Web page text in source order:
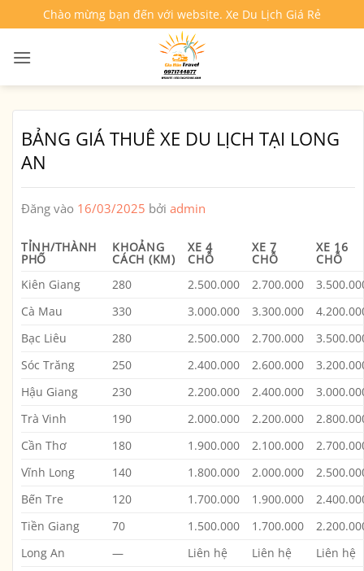
qua
nội
Chào mừng bạn đến với website. Xe Du Lịch Giá Rẻ
BẢNG GIÁ THUÊ XE DU LỊCH TẠI LONG
AN
Đăng vào 16/03/2025 bởi admin
TỈNH/THÀNH
PHỐ
KHOẢNG
CÁCH (KM)
XE 4
CHỖ
XE 7
CHỖ
XE 16
CHỖ
Kiên Giang
280 2.500.000 2.700.000
Cà Mau
330 3.000.000 3.300.000
Bạc Liêu
280 2.500.000 2.700.000
Sóc Trăng
250 2.400.000 2.600.000
Hậu Giang
230 2.200.000 2.400.000
Trà Vinh
190 2.000.000 2.200.000
Cần Thơ
180 1.900.000 2.100.000
Vĩnh Long
140 1.800.000 2.000.000
Bến Tre
120 1.700.000 1.900.000
Tiền Giang
70 1.500.000 1.700.000
Long An
— Liên hệ Liên hệ
Liên hệ